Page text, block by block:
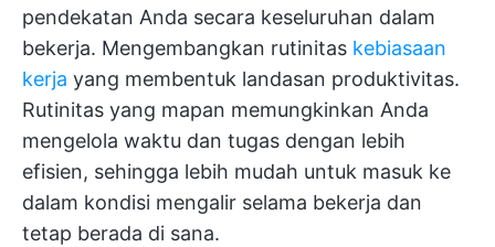
pendekatan Anda secara keseluruhan dalam
bekerja. Mengembangkan rutinitas kebiasaan
kerja yang membentuk landasan produktivitas.
Rutinitas yang mapan memungkinkan Anda
mengelola waktu dan tugas dengan lebih
efisien, sehingga lebih mudah untuk masuk ke
dalam kondisi mengalir selama bekerja dan
tetap berada di sana.